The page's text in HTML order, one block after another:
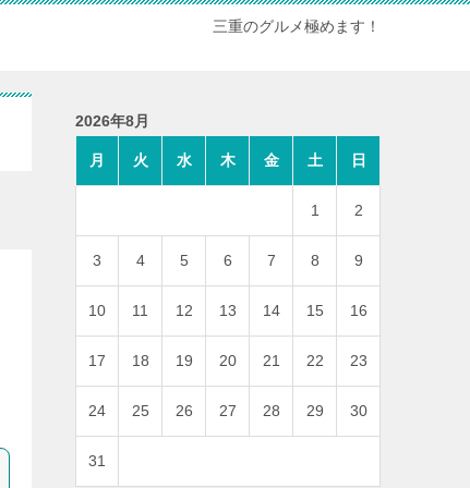
三重のグルメ極めます！
2026年8月
月 火 水 木 金 土 日
1 2
3 4 5 6 7 8 9
10 11 12 13 14 15 16
17 18 19 20 21 22 23
24 25 26 27 28 29 30
31